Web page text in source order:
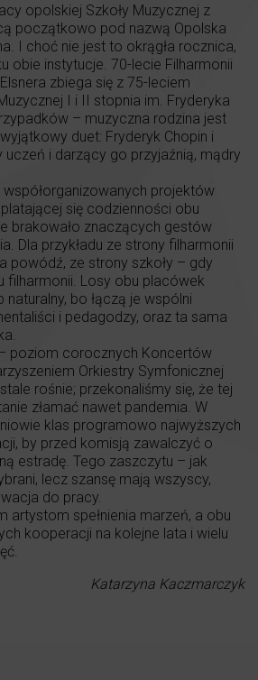
opolskiej Szkoły Muzycznej z
początkowo pod nazwą Opolska
I choć nie jest to okrągła rocznica,
obie instytucje. 70-lecie Filharmonii
zbiega się z 75-leciem
I i II stopnia im. Fryderyka
– muzyczna rodzina jest
duet: Fryderyk Chopin i
uczeń i darzący go przyjaźnią, mądry
projektów
się codzienności obu
brakowało znaczących gestów
Dla przykładu ze strony filharmonii
powódź, ze strony szkoły – gdy
filharmonii. Losy obu placówek
bo łączą je wspólni
i pedagodzy, oraz ta sama
poziom corocznych Koncertów
Orkiestry Symfonicznej
rośnie; przekonaliśmy się, że tej
złamać nawet pandemia. W
klas programowo najwyższych
by przed komisją zawalczyć o
estradę. Tego zaszczytu – jak
lecz szansę mają wszyscy,
do pracy.
artystom spełnienia marzeń, a obu
kooperacji na kolejne lata i wielu
Katarzyna Kaczmarczyk